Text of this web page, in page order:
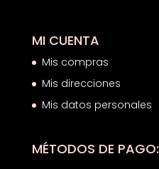
MI CUENTA
Mis compras
Mis direcciones
Mis datos personales
MÉTODOS DE PAGO: